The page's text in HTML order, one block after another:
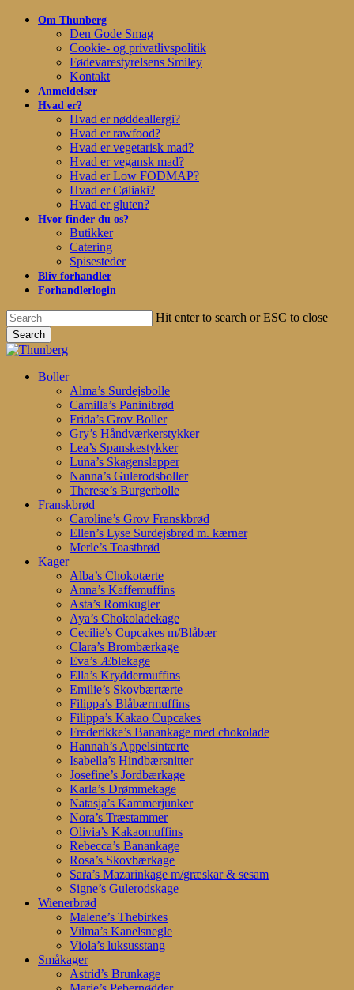
Skip
Om Thunberg
Den Gode Smag
Cookie- og privatlivspolitik
Fødevarestyrelsens Smiley
Kontakt
Anmeldelser
Hvad er?
Hvad er nøddeallergi?
Hvad er rawfood?
Hvad er vegetarisk mad?
Hvad er vegansk mad?
Hvad er Low FODMAP?
Hvad er Cøliaki?
Hvad er gluten?
Hvor finder du os?
Butikker
Catering
Spisesteder
Bliv forhandler
Forhandlerlogin
Hit enter to search or ESC to close
Search
Close
search
account
Menu
Boller
Alma’s Surdejsbolle
Camilla’s Paninibrød
Frida’s Grov Boller
Gry’s Håndværkerstykker
Lea’s Spanskestykker
Luna’s Skagenslapper
Nanna’s Gulerodsboller
Therese’s Burgerbolle
Franskbrød
Caroline’s Grov Franskbrød
Ellen’s Lyse Surdejsbrød m. kærner
Merle’s Toastbrød
Kager
Alba’s Chokotærte
Anna’s Kaffemuffins
Asta’s Romkugler
Aya’s Chokoladekage
Cecilie’s Cupcakes m/Blåbær
Clara’s Brombærkage
Eva’s Æblekage
Ella’s Kryddermuffins
Emilie’s Skovbærtærte
Filippa’s Blåbærmuffins
Filippa’s Kakao Cupcakes
Frederikke’s Banankage med chokolade
Hannah’s Appelsintærte
Isabella’s Hindbærsnitter
Josefine’s Jordbærkage
Karla’s Drømmekage
Natasja’s Kammerjunker
Nora’s Træstammer
Olivia’s Kakaomuffins
Rebecca’s Banankage
Rosa’s Skovbærkage
Sara’s Mazarinkage m/græskar & sesam
Signe’s Gulerodskage
Wienerbrød
Malene’s Thebirkes
Vilma’s Kanelsnegle
Viola’s luksusstang
Småkager
Astrid’s Brunkage